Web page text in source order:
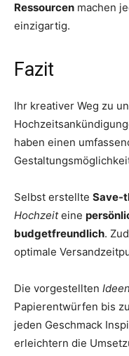
Ressourcen machen
einzigartig.
Fazit
Ihr kreativer Weg zu
haben einen
Selbst erstellte Save-
Hochzeiteine
budgetfreundlich.
optimale
Die vorgestellten Ideen
Papierentwürfen bis
jeden Geschmack
erleichtern die